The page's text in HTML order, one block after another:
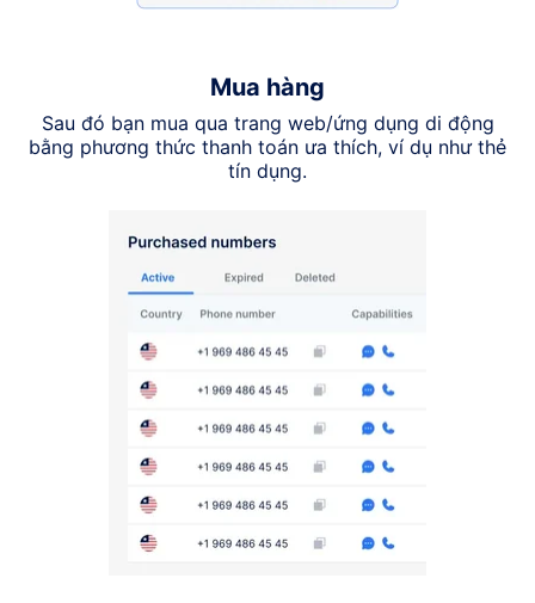
Mua hàng
Sau đó bạn mua qua trang web/ứng dụng di động
bằng phương thức thanh toán ưa thích, ví dụ như thẻ
tín dụng.